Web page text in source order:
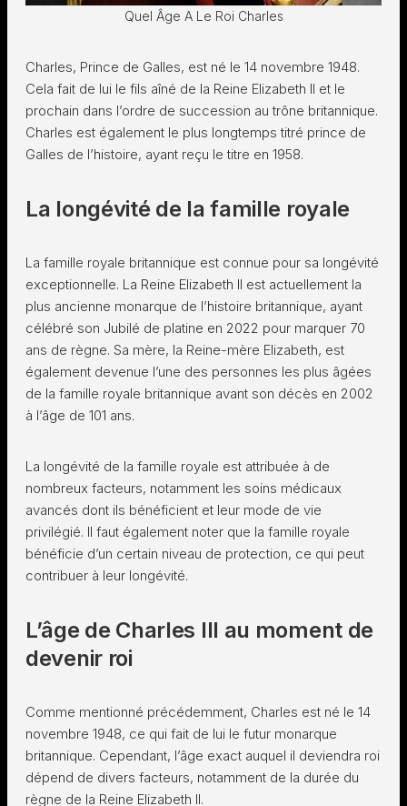
Quel Âge A Le Roi Charles
Charles, Prince de Galles, est né le 14 novembre 1948.
Cela fait de lui le fils aîné de la Reine Elizabeth II et le
prochain dans l’ordre de succession au trône britannique.
Charles est également le plus longtemps titré prince de
Galles de l’histoire, ayant reçu le titre en 1958.
La longévité de la famille royale
La famille royale britannique est connue pour sa longévité
exceptionnelle. La Reine Elizabeth II est actuellement la
plus ancienne monarque de l’histoire britannique, ayant
célébré son Jubilé de platine en 2022 pour marquer 70
ans de règne. Sa mère, la Reine-mère Elizabeth, est
également devenue l’une des personnes les plus âgées
de la famille royale britannique avant son décès en 2002
à l’âge de 101 ans.
La longévité de la famille royale est attribuée à de
nombreux facteurs, notamment les soins médicaux
avancés dont ils bénéficient et leur mode de vie
privilégié. Il faut également noter que la famille royale
bénéficie d’un certain niveau de protection, ce qui peut
contribuer à leur longévité.
L’âge de Charles III au moment de
devenir roi
Comme mentionné précédemment, Charles est né le 14
novembre 1948, ce qui fait de lui le futur monarque
britannique. Cependant, l’âge exact auquel il deviendra roi
dépend de divers facteurs, notamment de la durée du
règne de la Reine Elizabeth II.